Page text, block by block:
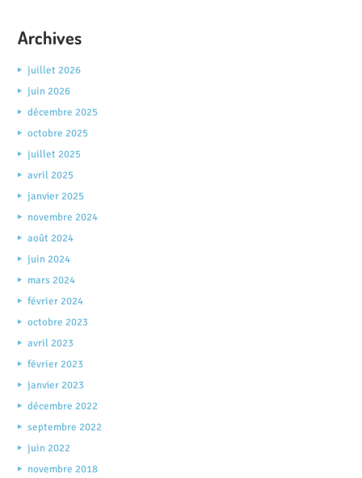
Archives
juillet 2026
juin 2026
décembre 2025
octobre 2025
juillet 2025
avril 2025
janvier 2025
novembre 2024
août 2024
juin 2024
mars 2024
février 2024
octobre 2023
avril 2023
février 2023
janvier 2023
décembre 2022
septembre 2022
juin 2022
novembre 2018